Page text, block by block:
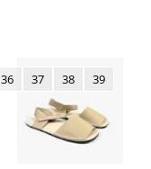
36 37 38 39